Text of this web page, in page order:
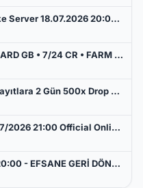
War Kingdom 1453 Fire Drake Server 18.07.2026 20:00 Online
⚔️ HeroesKO | EASY EXP • HARD GB • 7/24 CR • FARM & PK ⚔️
✅ SULTANKO.COM ✅ Yeni Kayıtlara 2 Gün 500x Drop Bonus! ✅⭐ Pk Farm Server Ücretsiz! ⭐ DELTASOFT⭐
HeroesKO Farm Server 18/07/2026 21:00 Official Online www.heroesko.com.tr ( Vip Paket Hediye )
ETERNALKO - 15 TEMMUZ 20:00 - EFSANE GERİ DÖNÜYOR! 83/30 REBORN SİSTEMİ İLE GÜCÜNE GÜÇ KAT!